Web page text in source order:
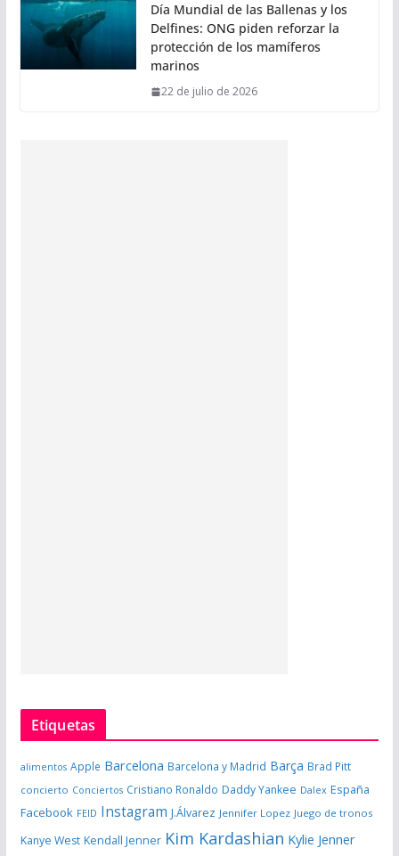
Día Mundial de las Ballenas y los
Delfines: ONG piden reforzar la
protección de los mamíferos
marinos
22 de julio de 2026
Etiquetas
alimentos Apple Barcelona Barcelona y Madrid Barça Brad Pitt
concierto Conciertos Cristiano Ronaldo Daddy Yankee Dalex España
Facebook FEID Instagram J.Álvarez Jennifer Lopez Juego de tronos
Kanye West Kendall Jenner Kim Kardashian Kylie Jenner